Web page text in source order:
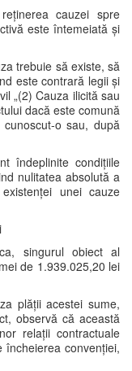
cauzei spre
este întemeiată și
trebuie să existe, să
este contrară legii și
„(2) Cauza ilicită sau
dacă este comună
o sau, după
îndeplinite condițiile
nulitatea absolută a
unei cauze
singurul obiect al
de 1.939.025,20 lei
plății acestei sume,
observă că această
relații contractuale
convenției,